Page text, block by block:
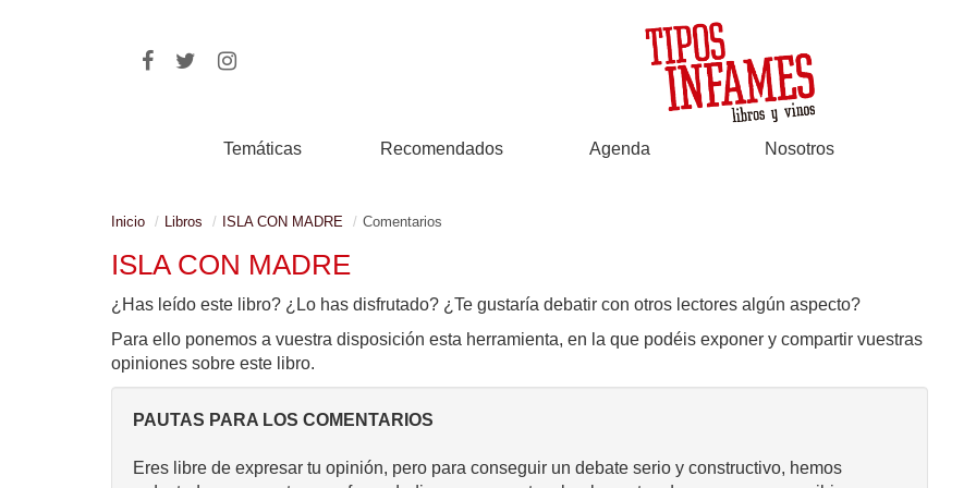
Temáticas Recomendados Agenda Nosotros
Inicio Libros ISLA CON MADRE Comentarios
ISLA CON MADRE
¿Has leído este libro? ¿Lo has disfrutado? ¿Te gustaría debatir con otros lectores algún aspecto?
Para ello ponemos a vuestra disposición esta herramienta, en la que podéis exponer y compartir vuestras
opiniones sobre este libro.
PAUTAS PARA LOS COMENTARIOS
Eres libre de expresar tu opinión, pero para conseguir un debate serio y constructivo, hemos